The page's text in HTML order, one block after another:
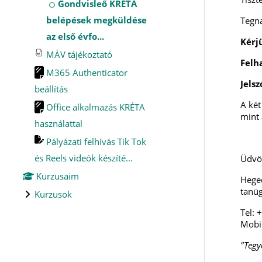
Gondvisleő KRÉTA
belépések megküldése
az első évfo...
MÁV tájékoztató
M365 Authenticator
beállítás
Office alkalmazás KRÉTA
használattal
Pályázati felhívás Tik Tok
és Reels videók készíté...
Kurzusaim
Kurzusok
A
mint
Tel: